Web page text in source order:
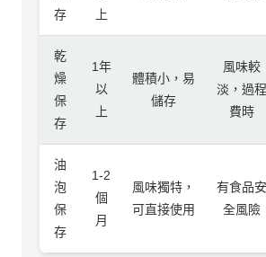
存
上
乾
燥
保
存
1年
以
上
體積小，易
儲存
風味較
淡，過程
費時
油
泡
保
存
1-2
個
月
風味獨特，
可直接使用
有食品安
全風險